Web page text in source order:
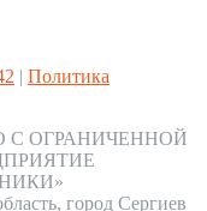
| Политика
С ОГРАНИЧЕННОЙ
город Сергиев